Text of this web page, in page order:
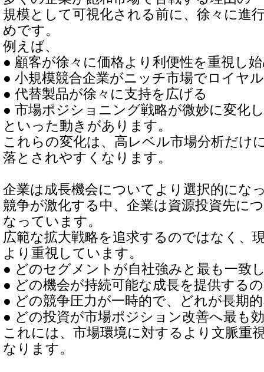
規模として可視化される前に、徐々に進
めです。
例えば、
● 顧客が徐々に価格より利便性を重視し
● 小規模競合企業がニッチ市場でロイヤ
● 代替製品が徐々に支持を広げる
● 市場ポジショニング戦略が微妙に変化
といった動きがあります。
これらの変化は、高レベル市場分析だけ
落とされやすくなります。
企業は成長機会についてより選択的にな
競争が激化する中、企業は資源投資先に
なっています。
広範な拡大戦略を追求するのではなく、
より重視しています。
● どのセグメントが自社強みと最も一致
● どの機会が持続可能な成長を提供する
● どの競争圧力が一時的で、どれが長期
● どの投資が市場ポジション改善へ最も
これには、市場環境に対するより文脈重
なります。